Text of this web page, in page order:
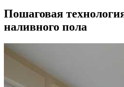
Пошаговая
наливного пола